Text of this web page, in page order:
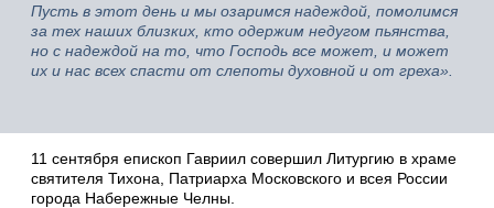
Пусть в этот день и мы озаримся надеждой, помолимся
за тех наших близких, кто одержим недугом пьянства,
но с надеждой на то, что Господь все может, и может
их и нас всех спасти от слепоты духовной и от греха».
11 сентября епископ Гавриил совершил Литургию в храме
святителя Тихона, Патриарха Московского и всея России
города Набережные Челны.